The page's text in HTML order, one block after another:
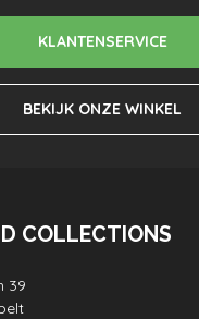
KLANTENSERVICE
BEKIJK ONZE WINKEL
COLLECTIONS
39